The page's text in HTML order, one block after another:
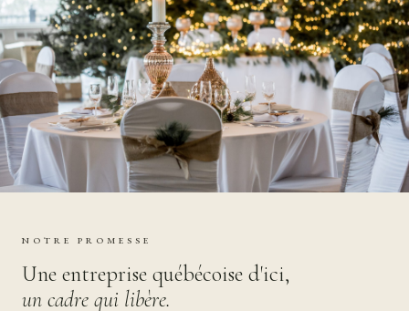
NOTRE PROMESSE
Une entreprise québécoise d'ici,
un cadre qui libère.